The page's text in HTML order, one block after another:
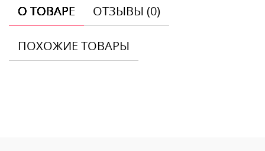
О ТОВАРЕ ОТЗЫВЫ (0)
ПОХОЖИЕ ТОВАРЫ